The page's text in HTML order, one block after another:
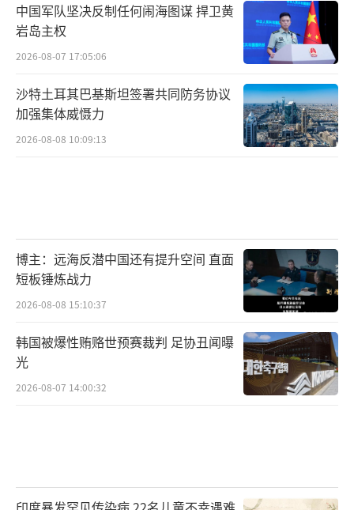
中国军队坚决反制任何闹海图谋 捍卫黄
岩岛主权
2026-08-07 17:05:06
沙特土耳其巴基斯坦签署共同防务协议
加强集体威慑力
2026-08-08 10:09:13
博主：远海反潜中国还有提升空间 直面
短板锤炼战力
2026-08-08 15:10:37
韩国被爆性贿赂世预赛裁判 足协丑闻曝
光
2026-08-07 14:00:32